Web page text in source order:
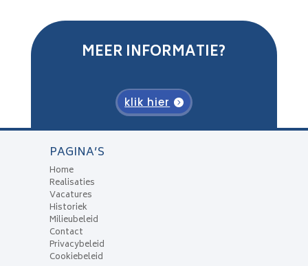
MEER INFORMATIE?
klik hier
PAGINA’S
Home
Realisaties
Vacatures
Historiek
Milieubeleid
Contact
Privacybeleid
Cookiebeleid